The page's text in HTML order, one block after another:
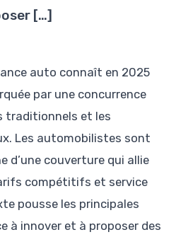
[…]
auto connaît en 2025
par une concurrence
traditionnels et les
Les automobilistes sont
d’une couverture qui allie
compétitifs et service
pousse les principales
à innover et à proposer des